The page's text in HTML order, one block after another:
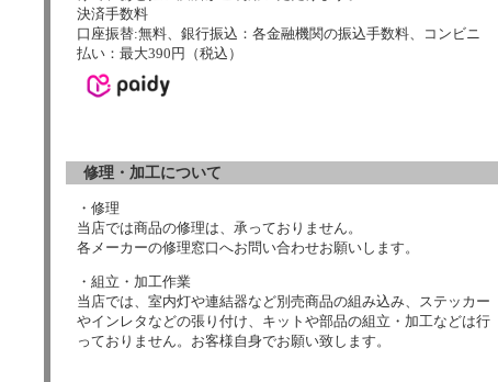
決済手数料
口座振替:無料、銀行振込：各金融機関の振込手数料、コンビニ
払い：最大390円（税込）
修理・加工について
・修理
当店では商品の修理は、承っておりません。
各メーカーの修理窓口へお問い合わせお願いします。
・組立・加工作業
当店では、室内灯や連結器など別売商品の組み込み、ステッカー
やインレタなどの張り付け、キットや部品の組立・加工などは行
っておりません。お客様自身でお願い致します。